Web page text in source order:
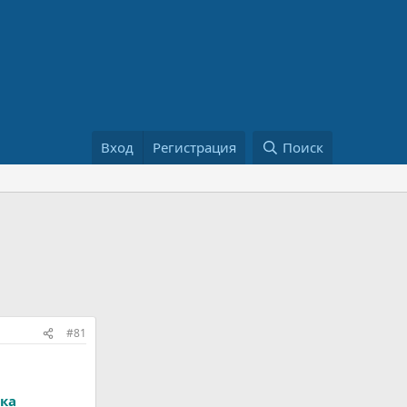
Вход Регистрация Поиск
#81